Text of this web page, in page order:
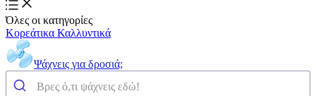
Όλες οι κατηγορίες
Κορεάτικα Καλλυντικά
Ψάχνεις για δροσιά;